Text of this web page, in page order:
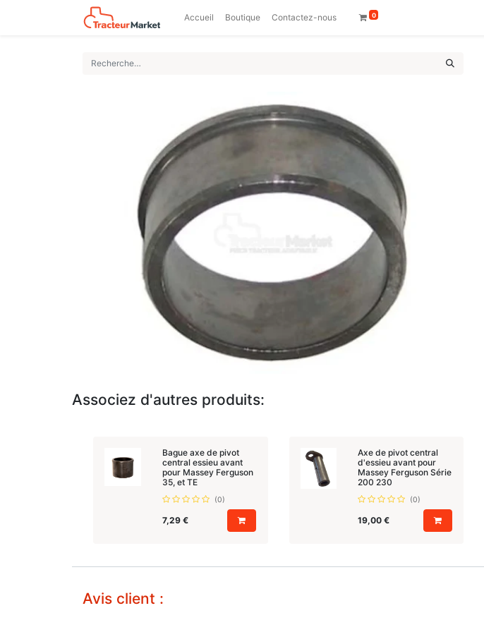
Accueil Boutique Contactez-nous 0
Associez d'autres produits:
Bague axe de pivot
central essieu avant
pour Massey Ferguson
35, et TE
(0)
7,29€
Axe de pivot central
d'essieu avant pour
Massey Ferguson Série
200 230
(0)
19,00 €
Avis client :